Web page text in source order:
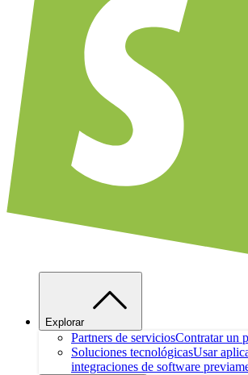
Explorar
Partners de serviciosContratar un
Soluciones tecnológicasUsar
integraciones de software